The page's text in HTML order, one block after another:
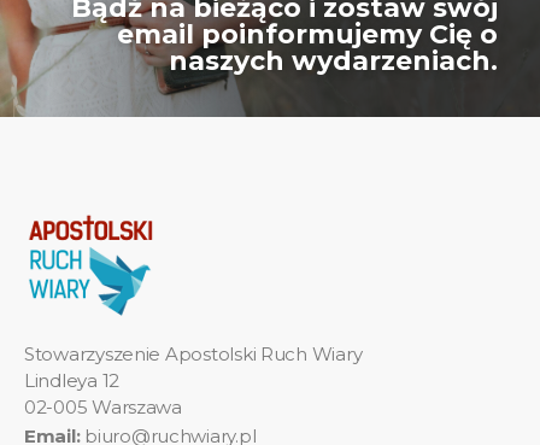
Bądź na bieżąco i zostaw swój
email poinformujemy Cię o
naszych wydarzeniach.
Stowarzyszenie Apostolski Ruch Wiary
Lindleya 12
02-005 Warszawa
Email:biuro@ruchwiary.pl